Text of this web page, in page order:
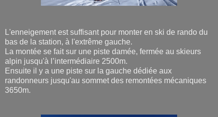
L'enneigement est suffisant pour monter en ski de rando du
bas de la station, à l'extrême gauche.
La montée se fait sur une piste damée, fermée au skieurs
alpin jusqu'à l’intermédiaire 2500m.
Ensuite il y a une piste sur la gauche dédiée aux
randonneurs jusqu'au sommet des remontées mécaniques
3650m.